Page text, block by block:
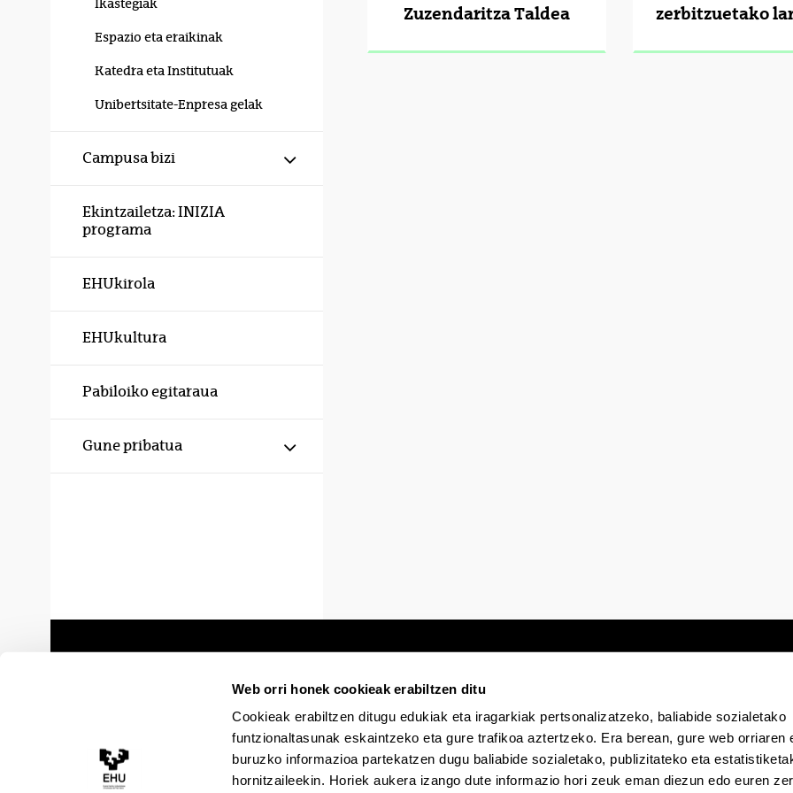
Web orri honek cookieak erabiltzen ditu
Cookieak erabiltzen ditugu edukiak eta iragarkiak pertsonalizatzeko, baliabide sozialetako
funtzionaltasunak eskaintzeko eta gure trafikoa aztertzeko. Era berean, gure web orriaren
buruzko informazioa partekatzen dugu baliabide sozialetako, publizitateko eta
hornitzaileekin. Horiek aukera izango dute informazio hori zeuk eman diezun edo euren
Ikastegiak
Espazio eta eraikinak
Katedra eta Institutuak
Unibertsitate-Enpresa gelak
Campusa bizi Erakutsi/izkutatu azpiorriak
Ekintzailetza: INIZIA
programa
EHUkirola
EHUkultura
Pabiloiko egitaraua
Gune pribatua Erakutsi/izkutatu azpiorriak
Zuzendaritza Taldea
zerbitzuetako
Egoitza elektronikoa Irisgarritasuna
EHU Tiktok-enEHU Bluesky-n
EHU